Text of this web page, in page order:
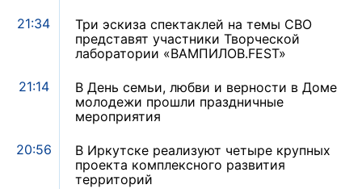
21:34
Три эскиза спектаклей на темы СВО
представят участники Творческой
лаборатории «ВАМПИЛОВ.FEST»
21:14
В День семьи, любви и верности в Доме
молодежи прошли праздничные
мероприятия
20:56
В Иркутске реализуют четыре крупных
проекта комплексного развития
территорий